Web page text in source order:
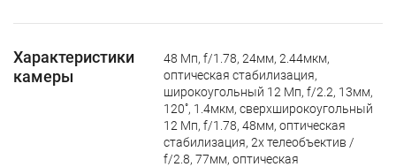
Характеристики
камеры
48 Мп, f/1.78, 24мм, 2.44мкм,
оптическая стабилизация,
широкоугольный 12 Мп, f/2.2, 13мм,
120˚, 1.4мкм, сверхширокоугольный
12 Мп, f/1.78, 48мм, оптическая
стабилизация, 2x телеобъектив /
f/2.8, 77мм, оптическая